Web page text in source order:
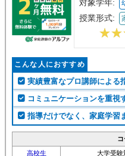
授業形式:
実績豊富なプロ講師による
コミュニケーションを重視
指導だけでなく、家庭学習
コ
大学受